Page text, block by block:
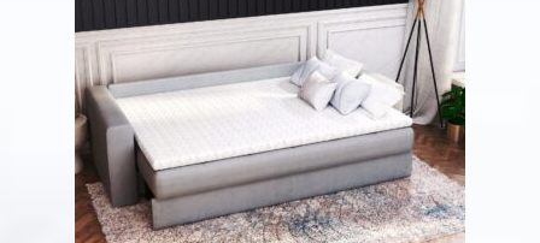
na
stronie
produktu